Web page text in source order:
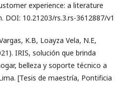
experience: a literature
10.21203/rs.3.rs-3612887/v1
K.B, Loayza Vela, N.E,
IRIS, solución que brinda
belleza y soporte técnico a
[Tesis de maestría, Pontificia